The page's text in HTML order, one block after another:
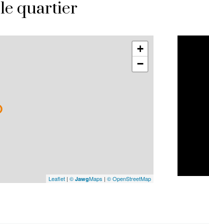
quartier
+
−
Leaflet | © JawgMaps | © OpenStreetMap